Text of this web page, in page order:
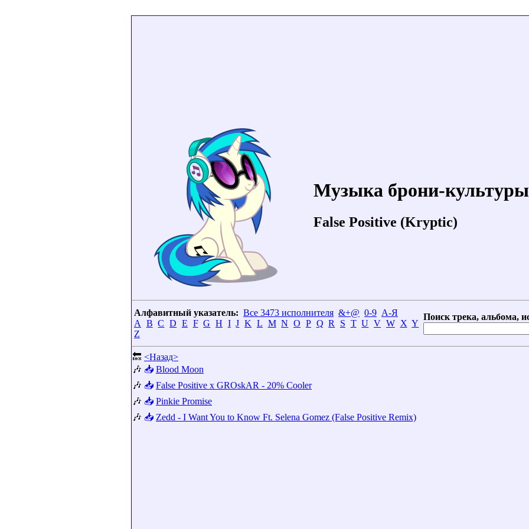
Музыка брони-культуры
False Positive (Kryptic)
Алфавитный указатель: Все 3473 исполнителя &+@ 0-9 А-Я
A
B C D E F G H I J K L M N O P Q R S T U V W X Y
Z
Поиск трека, альбома,
🔙 <Назад>
🎶 📥 Blood Moon
🎶 📥 False Positive x GROskAR - 20% Cooler
🎶 📥 Pinkie Promise
🎶 📥 Zedd - I Want You to Know Ft. Selena Gomez (False Positive Remix)